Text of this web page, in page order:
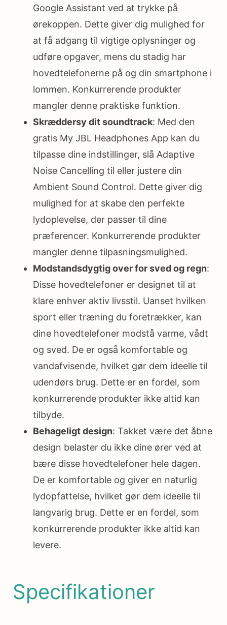
Google Assistant ved at trykke på
ørekoppen. Dette giver dig mulighed for
at få adgang til vigtige oplysninger og
udføre opgaver, mens du stadig har
hovedtelefonerne på og din smartphone i
lommen. Konkurrerende produkter
mangler denne praktiske funktion.
Skræddersy dit soundtrack: Med den
gratis My JBL Headphones App kan du
tilpasse dine indstillinger, slå Adaptive
Noise Cancelling til eller justere din
Ambient Sound Control. Dette giver dig
mulighed for at skabe den perfekte
lydoplevelse, der passer til dine
præferencer. Konkurrerende produkter
mangler denne tilpasningsmulighed.
Modstandsdygtig over for sved og regn:
Disse hovedtelefoner er designet til at
klare enhver aktiv livsstil. Uanset hvilken
sport eller træning du foretrækker, kan
dine hovedtelefoner modstå varme, vådt
og sved. De er også komfortable og
vandafvisende, hvilket gør dem ideelle til
udendørs brug. Dette er en fordel, som
konkurrerende produkter ikke altid kan
tilbyde.
Behageligt design: Takket være det åbne
design belaster du ikke dine ører ved at
bære disse hovedtelefoner hele dagen.
De er komfortable og giver en naturlig
lydopfattelse, hvilket gør dem ideelle til
langvarig brug. Dette er en fordel, som
konkurrerende produkter ikke altid kan
levere.
Specifikationer